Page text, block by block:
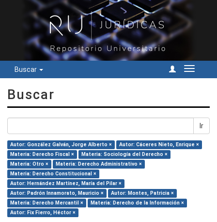
Buscar
Cambiar
Buscar
Ir
Autor: González Galván, Jorge Alberto ×
Autor: Cáceres Nieto, Enrique ×
Materia: Derecho Fiscal ×
Materia: Sociología del Derecho ×
Materia: Otro ×
Materia: Derecho Administrativo ×
Materia: Derecho Constitucional ×
Autor: Hernández Martínez, María del Pilar ×
Autor: Padrón Innamorato, Mauricio ×
Autor: Montes, Patricia ×
Materia: Derecho Mercantil ×
Materia: Derecho de la Información ×
Autor: Fix Fierro, Héctor ×